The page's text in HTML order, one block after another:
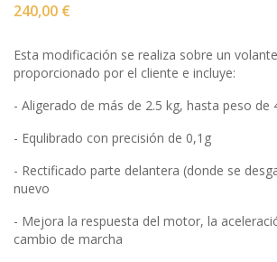
240,00 €
Esta modificación se realiza sobre un
proporcionado por el cliente e incluye:
- Aligerado de más de 2.5 kg, hasta peso de
- Equlibrado con precisión de 0,1g
- Rectificado parte delantera (donde se
nuevo
- Mejora la respuesta del motor, la
cambio de marcha